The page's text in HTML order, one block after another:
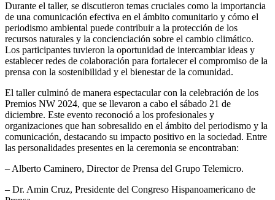
Durante el taller, se discutieron temas cruciales como la importancia
de una comunicación efectiva en el ámbito comunitario y cómo el
periodismo ambiental puede contribuir a la protección de los
recursos naturales y la concienciación sobre el cambio climático.
Los participantes tuvieron la oportunidad de intercambiar ideas y
establecer redes de colaboración para fortalecer el compromiso de la
prensa con la sostenibilidad y el bienestar de la comunidad.
El taller culminó de manera espectacular con la celebración de los
Premios NW 2024, que se llevaron a cabo el sábado 21 de
diciembre. Este evento reconoció a los profesionales y
organizaciones que han sobresalido en el ámbito del periodismo y la
comunicación, destacando su impacto positivo en la sociedad. Entre
las personalidades presentes en la ceremonia se encontraban:
– Alberto Caminero, Director de Prensa del Grupo Telemicro.
– Dr. Amin Cruz, Presidente del Congreso Hispanoamericano de